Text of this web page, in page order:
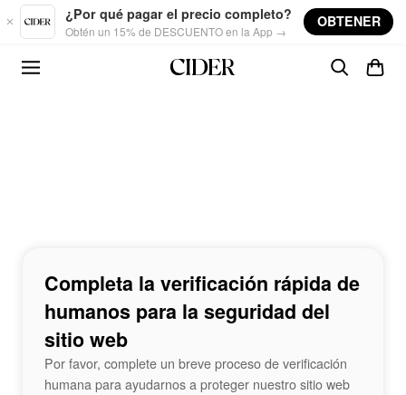
Skip to main content
¿Por qué pagar el precio completo?
Obtén un 15% de DESCUENTO en la App →
OBTENER
Completa la verificación rápida de
humanos para la seguridad del
sitio web
Por favor, complete un breve proceso de verificación
humana para ayudarnos a proteger nuestro sitio web